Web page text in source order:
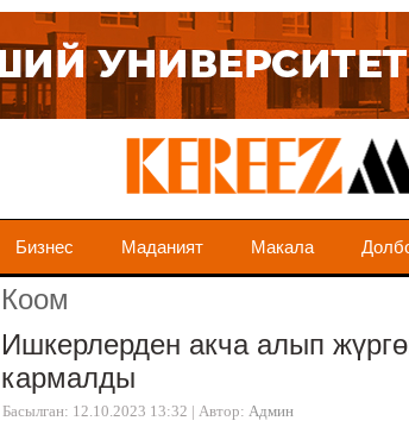
Бизнес Маданият Макала
Коом
Ишкерлерден акча алып
кармалды
Басылган: 12.10.2023 13:32 | Автор: Админ